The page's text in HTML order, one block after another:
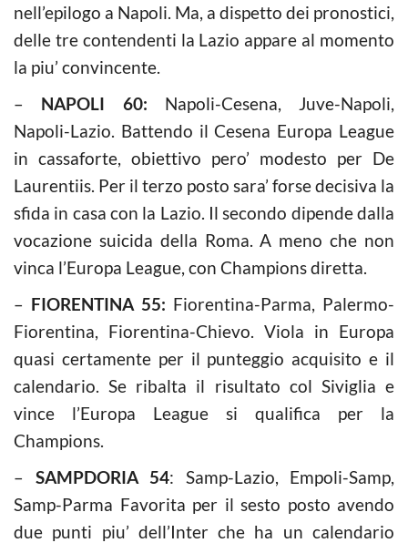
nell’epilogo a Napoli. Ma, a dispetto dei pronostici,
delle tre contendenti la Lazio appare al momento
la piu’ convincente.
– NAPOLI 60: Napoli-Cesena, Juve-Napoli,
Napoli-Lazio. Battendo il Cesena Europa League
in cassaforte, obiettivo pero’ modesto per De
Laurentiis. Per il terzo posto sara’ forse decisiva la
sfida in casa con la Lazio. Il secondo dipende dalla
vocazione suicida della Roma. A meno che non
vinca l’Europa League, con Champions diretta.
– FIORENTINA 55: Fiorentina-Parma, Palermo-
Fiorentina, Fiorentina-Chievo. Viola in Europa
quasi certamente per il punteggio acquisito e il
calendario. Se ribalta il risultato col Siviglia e
vince l’Europa League si qualifica per la
Champions.
– SAMPDORIA 54: Samp-Lazio, Empoli-Samp,
Samp-Parma Favorita per il sesto posto avendo
due punti piu’ dell’Inter che ha un calendario